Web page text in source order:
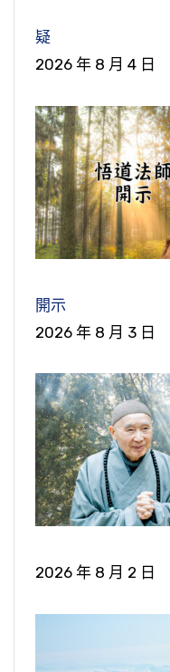
疑
2026 年 8 月 4 日
開示
2026 年 8 月 3 日
2026 年 8 月 2 日